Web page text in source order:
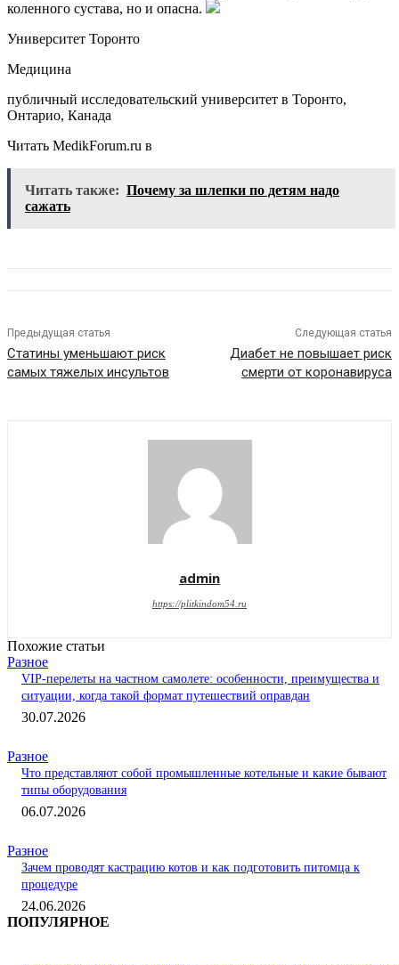
коленного сустава, но и опасна.
Университет Торонто
Медицина
публичный исследовательский университет в Торонто,
Онтарио, Канада
Читать MedikForum.ru в
Читать также: Почему за шлепки по детям надо
сажать
Предыдущая статья
Статины уменьшают риск
самых тяжелых инсультов
Следующая статья
Диабет не повышает риск
смерти от коронавируса
admin
https://plitkindom54.ru
Похожие статьи
Разное
VIP-перелеты на частном самолете: особенности, преимущества и
ситуации, когда такой формат путешествий оправдан
30.07.2026
Разное
Что представляют собой промышленные котельные и какие бывают
типы оборудования
06.07.2026
Разное
Зачем проводят кастрацию котов и как подготовить питомца к
процедуре
24.06.2026
ПОПУЛЯРНОЕ